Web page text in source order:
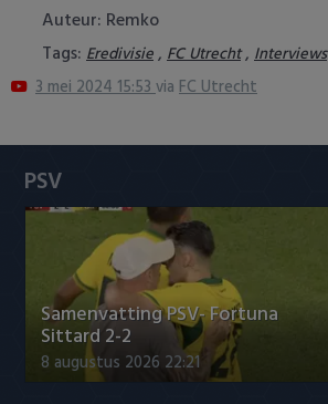
PEC Zwolle
PSV
SC Heerenveen
Vitesse
VVV Venlo
Willem II
Auteur: Remko
Tags: Eredivisie, FC Utrecht, Interviews
3 mei 2024 15:53via FC Utrecht
PSV
Samenvatting PSV- Fortuna
Sittard 2-2
8 augustus 2026 22:21